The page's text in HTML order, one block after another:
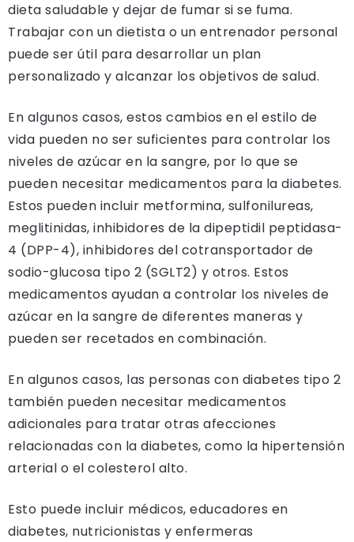
dieta saludable y dejar de fumar si se fuma.
Trabajar con un dietista o un entrenador personal
puede ser útil para desarrollar un plan
personalizado y alcanzar los objetivos de salud.
En algunos casos, estos cambios en el estilo de
vida pueden no ser suficientes para controlar los
niveles de azúcar en la sangre, por lo que se
pueden necesitar medicamentos para la diabetes.
Estos pueden incluir metformina, sulfonilureas,
meglitinidas, inhibidores de la dipeptidil peptidasa-
4 (DPP-4), inhibidores del cotransportador de
sodio-glucosa tipo 2 (SGLT2) y otros. Estos
medicamentos ayudan a controlar los niveles de
azúcar en la sangre de diferentes maneras y
pueden ser recetados en combinación.
En algunos casos, las personas con diabetes tipo 2
también pueden necesitar medicamentos
adicionales para tratar otras afecciones
relacionadas con la diabetes, como la hipertensión
arterial o el colesterol alto.
Esto puede incluir médicos, educadores en
diabetes, nutricionistas y enfermeras